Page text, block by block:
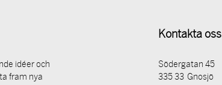
idéer och
fram nya
Kontakta oss
Södergatan 45
335 33 Gnosjö